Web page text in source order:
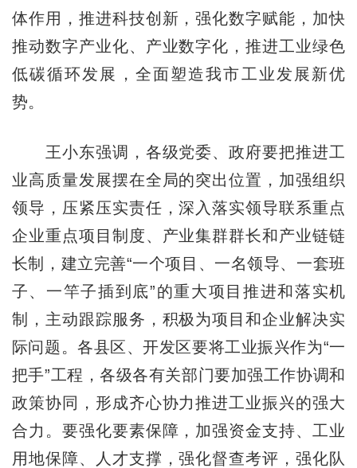
体作用，推进科技创新，强化数字赋能，加快
推动数字产业化、产业数字化，推进工业绿色
低碳循环发展，全面塑造我市工业发展新优
势。
王小东强调，各级党委、政府要把推进工
业高质量发展摆在全局的突出位置，加强组织
领导，压紧压实责任，深入落实领导联系重点
企业重点项目制度、产业集群群长和产业链链
长制，建立完善“一个项目、一名领导、一套班
子、一竿子插到底”的重大项目推进和落实机
制，主动跟踪服务，积极为项目和企业解决实
际问题。各县区、开发区要将工业振兴作为“一
把手”工程，各级各有关部门要加强工作协调和
政策协同，形成齐心协力推进工业振兴的强大
合力。要强化要素保障，加强资金支持、工业
用地保障、人才支撑，强化督查考评，强化队